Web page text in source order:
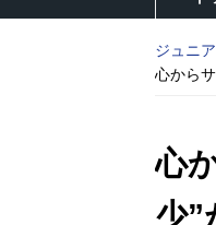
ジュニ
心から
心
少”